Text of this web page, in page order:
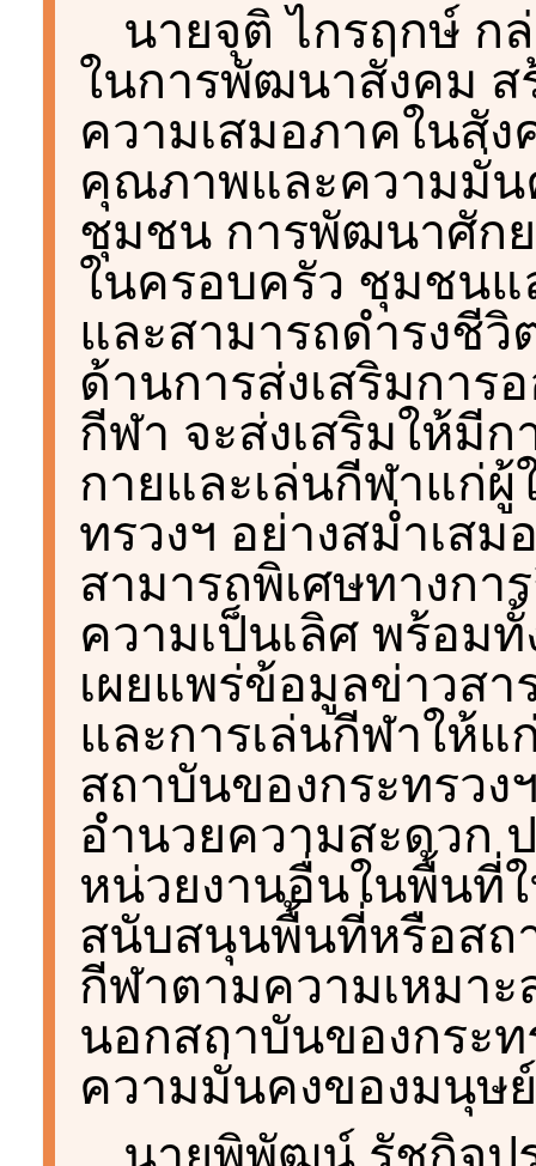
นายจุติ ไกรฤกษ์ ก
ในการพัฒนาสังคม ส
ความเสมอภาคในสั
คุณภาพและความมั่น
ชุมชน การพัฒนาศัก
ในครอบครัว ชุมชน
และสามารถดำรงชี
ด้านการส่งเสริมการ
กีฬา จะส่งเสริมให้มี
กายและเล่นกีฬาแก่ผู้
ทรวงฯ อย่างสม่ำเส
สามารถพิเศษทางก
ความเป็นเลิศ พร้อม
เผยแพร่ข้อมูลข่าวสา
และการเล่นกีฬาให้
สถาบันของกระทรวง
อำนวยความสะดวก
หน่วยงานอื่นในพื้นที่
สนับสนุนพื้นที่หรือสถ
กีฬาตามความเหมา
นอกสถาบันของกระ
ความมั่นคงของมนุษย์
นายพิพัฒน์ รัชกิจป